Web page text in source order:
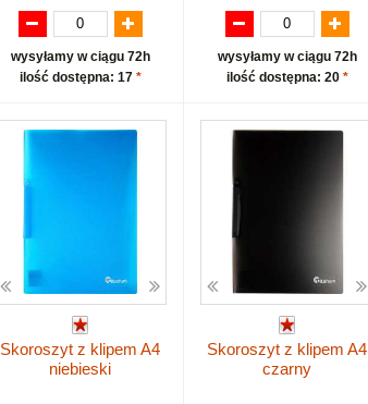
wysyłamy w ciągu 72h
ilość dostępna: 17 *
wysyłamy w ciągu 72h
ilość dostępna: 20 *
Skoroszyt z klipem A4
niebieski
Skoroszyt z klipem A4
czarny